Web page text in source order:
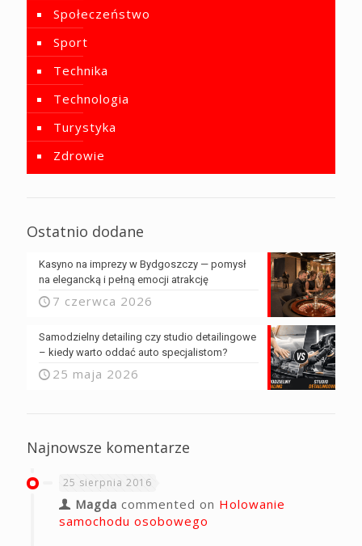
Społeczeństwo
Sport
Technika
Technologia
Turystyka
Zdrowie
Ostatnio dodane
Kasyno na imprezy w Bydgoszczy — pomysł
na elegancką i pełną emocji atrakcję
7 czerwca 2026
Samodzielny detailing czy studio detailingowe
– kiedy warto oddać auto specjalistom?
25 maja 2026
Najnowsze komentarze
25 sierpnia 2016
Magda commented on Holowanie
samochodu osobowego